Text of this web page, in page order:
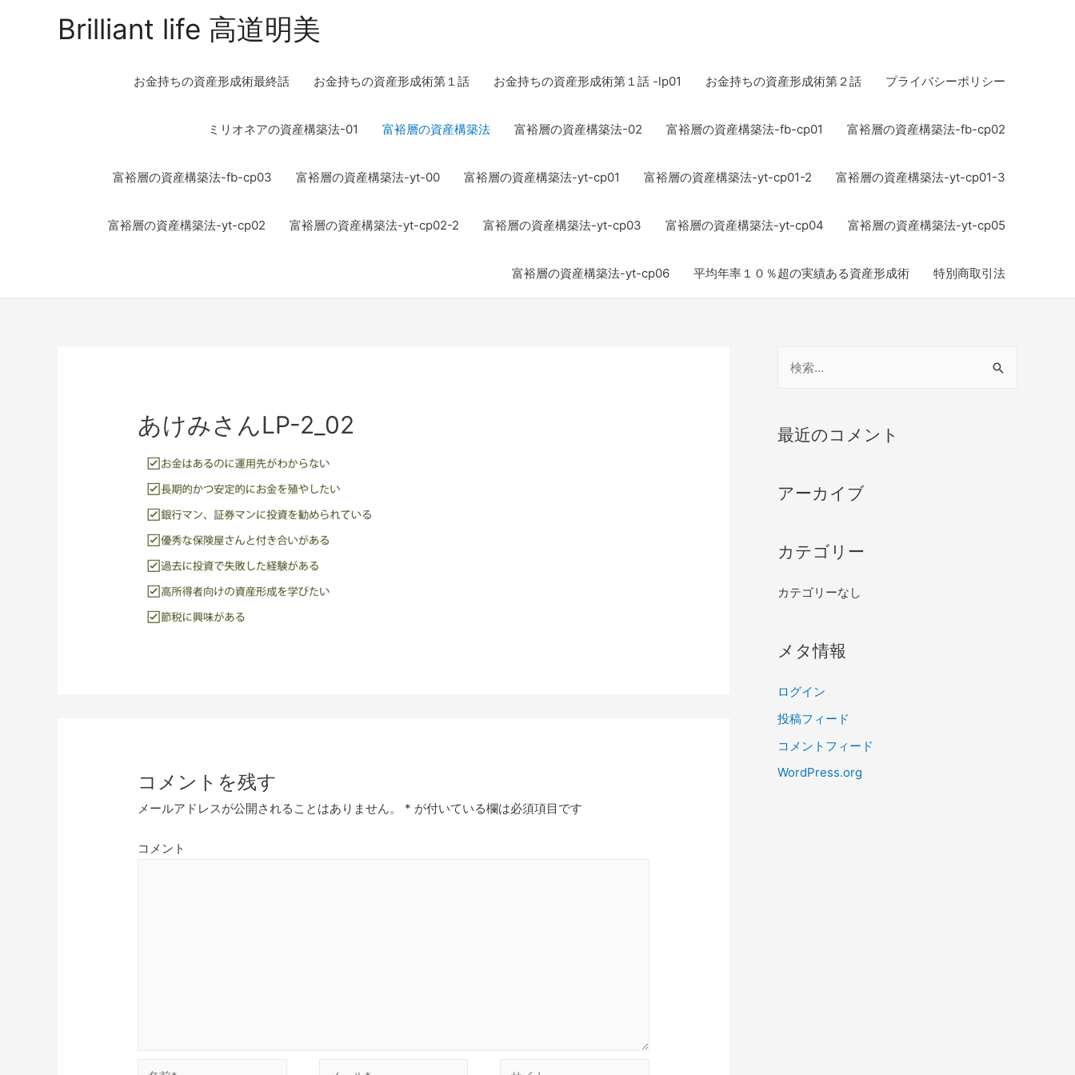
Brilliant life 高道明美
お金持ちの資産形成術最終話 お金持ちの資産形成術第１話 お金持ちの資産形成術第１話 -lp01 お金持ちの資産形成術第２話 プライバシーポリシー
ミリオネアの資産構築法-01 富裕層の資産構築法 富裕層の資産構築法-02 富裕層の資産構築法-fb-cp01 富裕層の資産構築法-fb-cp02
富裕層の資産構築法-fb-cp03 富裕層の資産構築法-yt-00 富裕層の資産構築法-yt-cp01 富裕層の資産構築法-yt-cp01-2 富裕層の資産構築法-yt-cp01-3
富裕層の資産構築法-yt-cp02 富裕層の資産構築法-yt-cp02-2 富裕層の資産構築法-yt-cp03 富裕層の資産構築法-yt-cp04 富裕層の資産構築法-yt-cp05
富裕層の資産構築法-yt-cp06 平均年率１０％超の実績ある資産形成術 特別商取引法
あけみさんLP-2_02
コメントを残す
メールアドレスが公開されることはありません。 * が付いている欄は必須項目です
コメント
最近のコメント
アーカイブ
カテゴリー
カテゴリーなし
メタ情報
ログイン
投稿フィード
コメントフィード
WordPress.org